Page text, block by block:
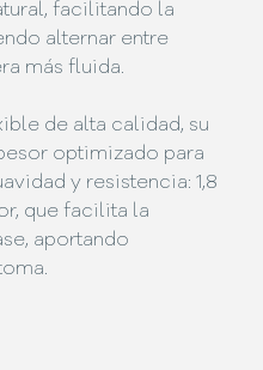
facilitando la
alternar entre
más fluida.
de alta calidad, su
optimizado para
y resistencia: 1,8
que facilita la
aportando